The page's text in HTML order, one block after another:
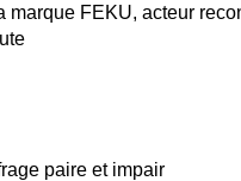
marque FEKU, acteur
paire et impair